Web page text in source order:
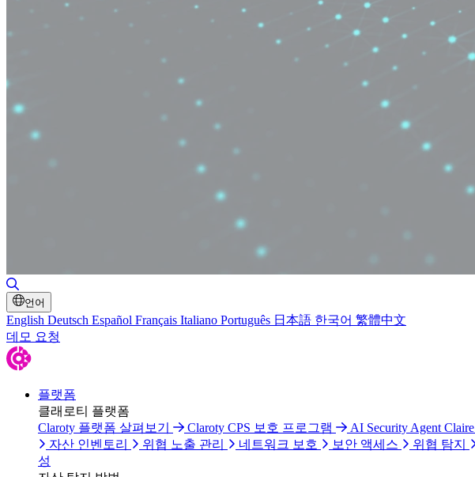
언어
English Deutsch Español Français Italiano Português 日本語 한국어 繁體中文
데모 요청
플랫폼
클래로티 플랫폼
Claroty 플랫폼 살펴보기
Claroty CPS 보호 프로그램
AI Security Agent Claire
자산 인벤토리
위협 노출 관리 네트워크 보호 보안 액세스 위협 탐지
성